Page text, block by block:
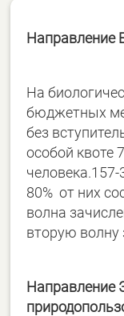
Направление
На
бюджетных
без
особой квоте
80% от них
волна
вторую волну
Направление